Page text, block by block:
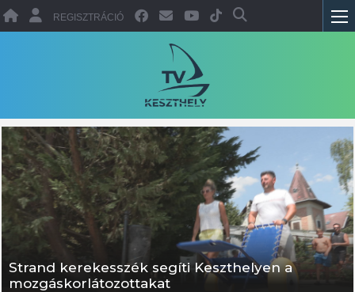
REGISZTRÁCIÓ
Strand kerekesszék segíti Keszthelyen a
mozgáskorlátozottakat